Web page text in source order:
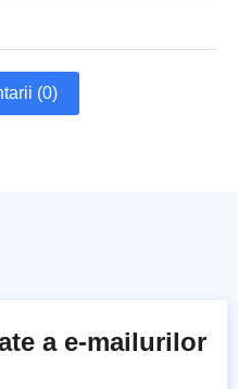
(0)
a e-mailurilor